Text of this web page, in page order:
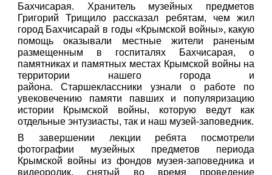
Бахчисарая. Хранитель музейных предметов
Григорий Трищило рассказал ребятам, чем жил
город Бахчисарай в годы «Крымской войны», какую
помощь оказывали местные жители раненым
размещенным в госпиталях Бахчисарая, о
памятниках и памятных местах Крымской войны на
территории нашего города и
района. Старшеклассники узнали о работе по
увековечению памяти павших и популяризацию
истории Крымской войны, которую ведут как
отдельные энтузиасты, так и наш музей-заповедник.
В завершении лекции ребята посмотрели
фотографии музейных предметов периода
Крымской войны из фондов музея-заповедника и
видеоролик, снятый во время проведение